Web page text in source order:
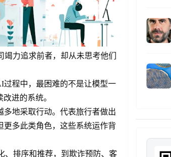
力追求前者，却从未思考他们
程中，最困难的不是让模型一
进的系统。
地采取行动。代表旅行者做出
多此类角色，这些系统运作背
排序和推荐，到欺诈预防、客